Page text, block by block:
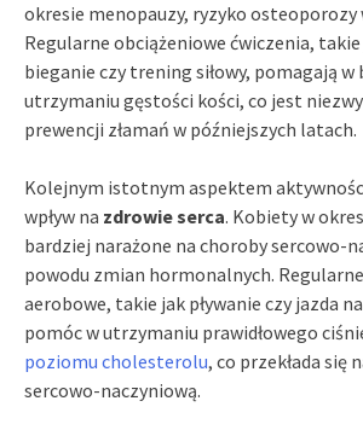
okresie menopauzy, ryzyko osteoporozy
Regularne obciążeniowe ćwiczenia,
bieganie czy trening siłowy, pomagają w
utrzymaniu gęstości kości, co jest
prewencji złamań w późniejszych latach.
Kolejnym istotnym aspektem
wpływ na zdrowie serca. Kobiety w
bardziej narażone na choroby sercowo-
powodu zmian hormonalnych.
aerobowe, takie jak pływanie czy jazda
pomóc w utrzymaniu prawidłowego
poziomu cholesterolu, co przekłada się
sercowo-naczyniową.